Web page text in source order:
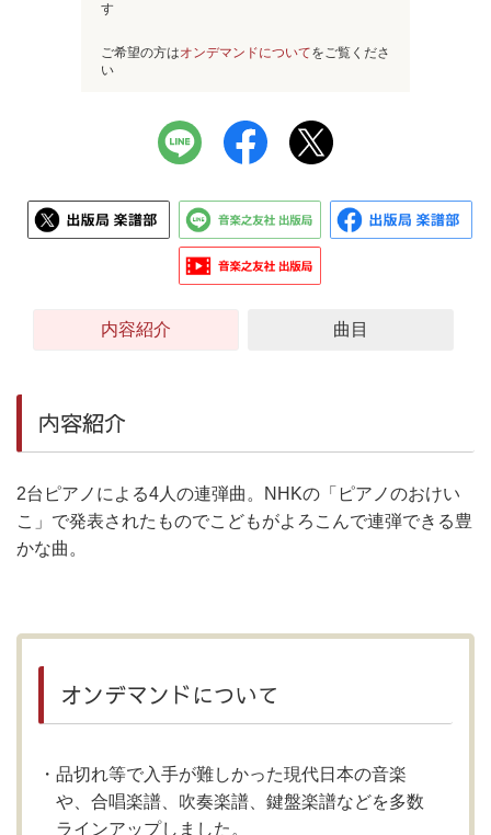
す
ご希望の方はオンデマンドについてをご覧くださ
い
内容紹介 曲目
内容紹介
2台ピアノによる4人の連弾曲。NHKの「ピアノのおけい
こ」で発表されたものでこどもがよろこんで連弾できる豊
かな曲。
オンデマンドについて
品切れ等で入手が難しかった現代日本の音楽
や、合唱楽譜、吹奏楽譜、鍵盤楽譜などを多数
ラインアップしました。